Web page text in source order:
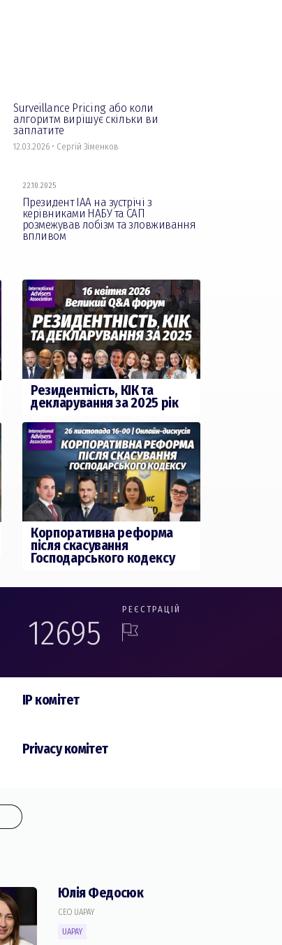
Surveillance Pricing або коли
алгоритм вирішує скільки ви
заплатите
12.03.2026 • Сергій Зіменков
22.10.2025
Президент ІАА на зустрічі з
керівниками НАБУ та САП
розмежував лобізм та зловживання
впливом
Резидентність, КІК та
декларування за 2025 рік
Корпоративна реформа
після скасування
Господарського кодексу
12695
РЕЄСТРАЦІЙ
IP комiтет
Privacy комiтет
Юлія Федосюк
CEO UAPAY
UAPAY